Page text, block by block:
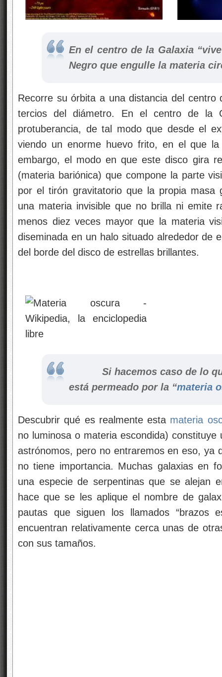
En el centro de la Galaxia
Negro que engulle la materia
Recorre su órbita a una distancia del
tercios del diámetro. En el centro de la
protuberancia, de tal modo que desde el
viendo un enorme huevo frito, en el que
embargo, el modo en que este disco gira
(materia bariónica) que compone la parte
por el tirón gravitatorio que la propia masa
una materia invisible que no brilla ni emite
menos diez veces mayor que la materia
diseminada en un halo situado alrededor de
del borde del disco de estrellas brillantes.
Si hacemos caso de lo
está permeado por la “materia
Descubrir qué es realmente esta materia
no luminosa o materia escondida)
astrónomos, pero no entraremos en eso, ya
no tiene importancia. Muchas galaxias en
una especie de serpentinas que se alejan
hace que se les aplique el nombre de
pautas que siguen los llamados “brazos
encuentran relativamente cerca unas de
con sus tamaños.